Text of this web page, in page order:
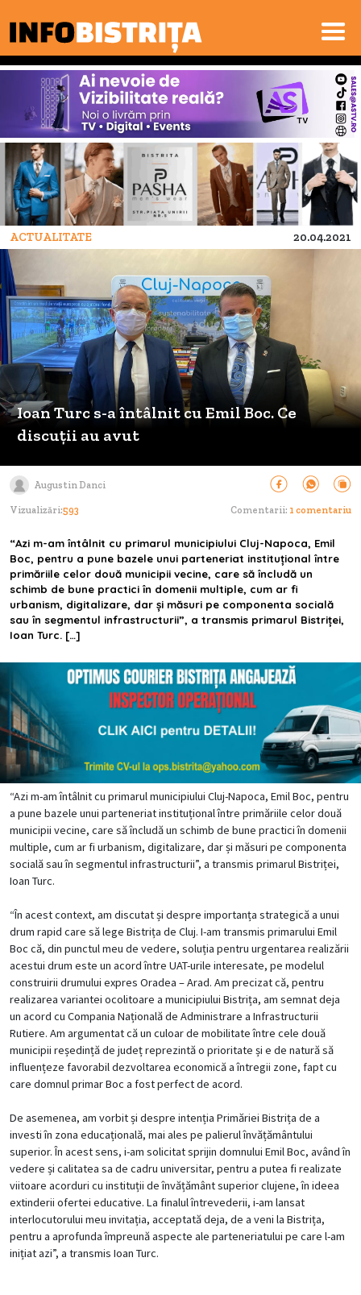
ACTUALITATE 20.04.2021
Ioan Turc s-a întâlnit cu Emil Boc. Ce
discuții au avut
Augustin Danci
Vizualizări:593 Comentarii: 1 comentariu
“Azi m-am întâlnit cu primarul municipiului Cluj-Napoca, Emil
Boc, pentru a pune bazele unui parteneriat instituțional între
primăriile celor două municipii vecine, care să încludă un
schimb de bune practici în domenii multiple, cum ar fi
urbanism, digitalizare, dar și măsuri pe componenta socială
sau în segmentul infrastructurii”, a transmis primarul Bistriței,
Ioan Turc. […]
“Azi m-am întâlnit cu primarul municipiului Cluj-Napoca, Emil Boc, pentru
a pune bazele unui parteneriat instituțional între primăriile celor două
municipii vecine, care să încludă un schimb de bune practici în domenii
multiple, cum ar fi urbanism, digitalizare, dar și măsuri pe componenta
socială sau în segmentul infrastructurii”, a transmis primarul Bistriței,
Ioan Turc.
“În acest context, am discutat și despre importanța strategică a unui
drum rapid care să lege Bistrița de Cluj. I-am transmis primarului Emil
Boc că, din punctul meu de vedere, soluția pentru urgentarea realizării
acestui drum este un acord între UAT-urile interesate, pe modelul
construirii drumului expres Oradea – Arad. Am precizat că, pentru
realizarea variantei ocolitoare a municipiului Bistrița, am semnat deja
un acord cu Compania Națională de Administrare a Infrastructurii
Rutiere. Am argumentat că un culoar de mobilitate între cele două
municipii reședință de județ reprezintă o prioritate și e de natură să
influențeze favorabil dezvoltarea economică a întregii zone, fapt cu
care domnul primar Boc a fost perfect de acord.
De asemenea, am vorbit și despre intenția Primăriei Bistrița de a
investi în zona educațională, mai ales pe palierul învățământului
superior. În acest sens, i-am solicitat sprijin domnului Emil Boc, având în
vedere și calitatea sa de cadru universitar, pentru a putea fi realizate
viitoare acorduri cu instituții de învățământ superior clujene, în ideea
extinderii ofertei educative. La finalul întrevederii, i-am lansat
interlocutorului meu invitația, acceptată deja, de a veni la Bistrița,
pentru a aprofunda împreună aspecte ale parteneriatului pe care l-am
inițiat azi”, a transmis Ioan Turc.